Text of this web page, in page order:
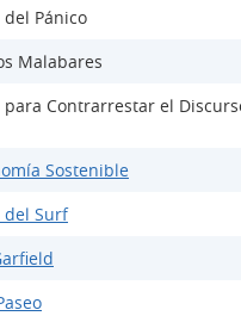
Pánico
Malabares
Contrarrestar el
Sostenible
del Surf